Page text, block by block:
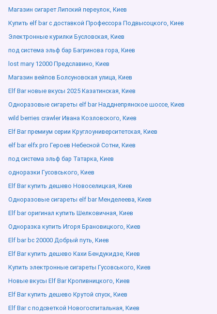
Магазин сигарет Липский переулок, Киев
Купить elf bar с доставкой Профессора Подвысоцкого, Киев
Электронные курилки Бусловская, Киев
под система эльф бар Багринова гора, Киев
lost mary 12000 Предславино, Киев
Магазин вейпов Болсуновская улица, Киев
Elf Bar новые вкусы 2025 Казатинская, Киев
Одноразовые сигареты elf bar Надднепрянское шоссе, Киев
wild berries crawler Ивана Козловского, Киев
Elf Bar премиум серии Круглоуниверситетская, Киев
elf bar elfx pro Героев Небесной Сотни, Киев
под система эльф бар Татарка, Киев
одноразки Гусовського, Киев
Elf Bar купить дешево Новоселицкая, Киев
Одноразовые сигареты elf bar Менделеева, Киев
Elf bar оригинал купить Шелковичная, Киев
Одноразка купить Игоря Брановицкого, Киев
Elf bar bc 20000 Добрый путь, Киев
Elf Bar купить дешево Кахи Бендукидзе, Киев
Купить электронные сигареты Гусовського, Киев
Новые вкусы Elf Bar Кропивницкого, Киев
Elf Bar купить дешево Крутой спуск, Киев
Elf Bar с подсветкой Новогоспитальная, Киев